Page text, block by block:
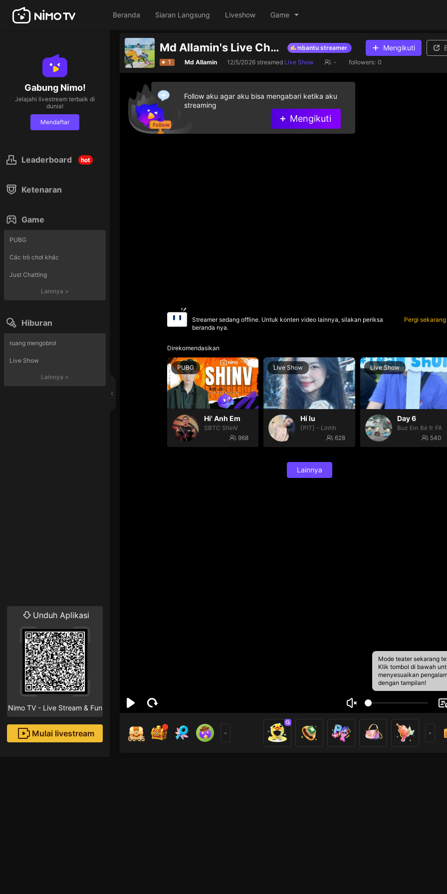
Beranda Siaran Langsung Liveshow Game
Gabung Nimo!
Jelajahi livestream terbaik di
dunia!
Mendaftar
Leaderboard hot
Ketenaran
Game
PUBG
Các trò chơi khác
Just Chatting
Lainnya >
Hiburan
ruang mengobrol
Live Show
Lainnya >
Unduh Aplikasi
Nimo TV - Live Stream & Fun
Mulai livestream
Md Allamin's Live Channel
Berikan gift berlian untuk membantu streamer yang ada di dalam daftar
Mengikuti
1 Md Allamin 12/5/2026 streamed Live Show - followers: 0
Mode teater sekarang
Klik tombol di bawah
menyesuaikan
dengan tampilan!
Streamer sedang offline. Untuk konten video lainnya, silakan periksa
beranda nya.
Pergi sekarang
Direkomendasikan
PUBG
Hi' Anh Em
SBTC ShinV
968
Live Show
Hí lu
[PIT] - Linhh
628
Live Show
Day 6
Buz Em Bé fr
540
Lainnya
00:55
Follow aku agar aku bisa mengabari ketika aku
streaming
Mengikuti